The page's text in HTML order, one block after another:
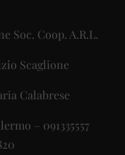
Soc. Coop. A.R.L.
Scaglione
Calabrese
– 091335557